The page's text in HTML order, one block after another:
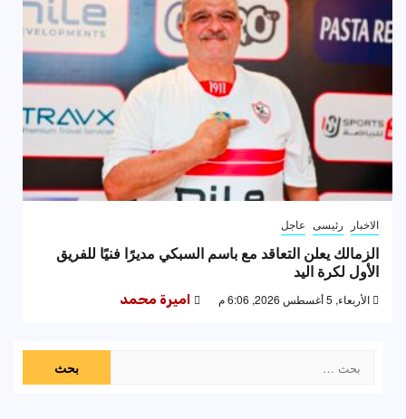
الاخبار رئيسى عاجل
الزمالك يعلن التعاقد مع باسم السبكي مديرًا فنيًا للفريق
الأول لكرة اليد
الأربعاء, 5 أغسطس 2026, 6:06 م اميرة محمد
عن: